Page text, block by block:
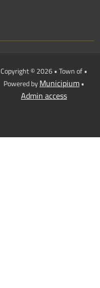
Copyright © 2026 • Town of •
Powered byMunicipium•
Admin access